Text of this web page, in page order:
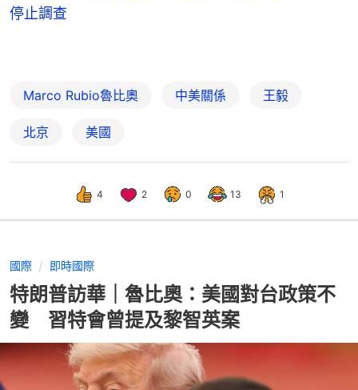
停止調查
Marco Rubio魯比奧 中美關係 王毅
北京 美國
4 2 0 13 1
國際 即時國際
特朗普訪華｜魯比奧：美國對台政策不
變 習特會曾提及黎智英案